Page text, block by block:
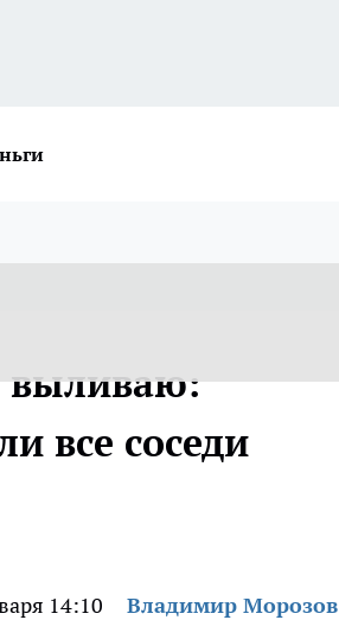
выливаю:
все соседи
14:10 Владимир Морозов